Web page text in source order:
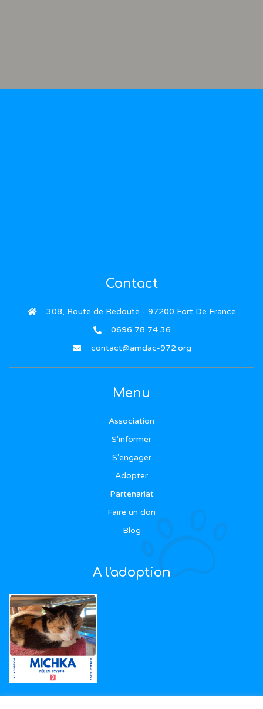
Contact
308, Route de Redoute - 97200 Fort De France
0696 78 74 36
contact@amdac-972.org
Menu
Association
S'informer
S'engager
Adopter
Partenariat
Faire un don
Blog
A l'adoption